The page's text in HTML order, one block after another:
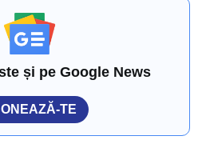
și pe Google News
TE